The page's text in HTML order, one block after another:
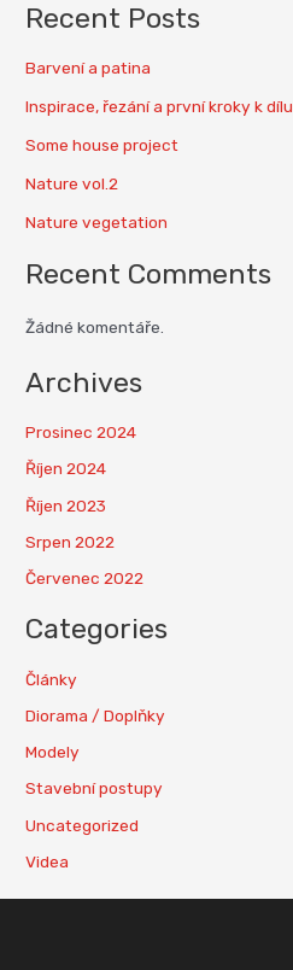
Recent Posts
Barvení a patina
Inspirace, řezání a první kroky k dílu
Some house project
Nature vol.2
Nature vegetation
Recent Comments
Žádné komentáře.
Archives
Prosinec 2024
Říjen 2024
Říjen 2023
Srpen 2022
Červenec 2022
Categories
Články
Diorama / Doplňky
Modely
Stavební postupy
Uncategorized
Videa